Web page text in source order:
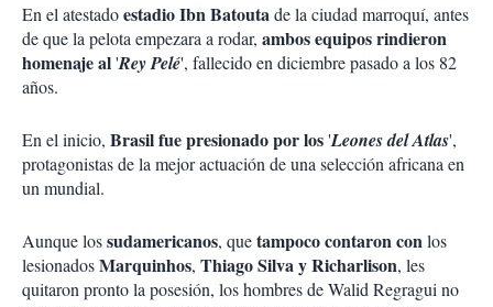
En el atestadoestadio Ibn Batoutade la ciudad marroquí, antes
de que la pelota empezara a rodar, ambos equipos rindieron
homenaje al'Rey Pelé', fallecido en diciembre pasado a los 82
años.
En el inicio, Brasil fue presionado por los'Leones del Atlas',
protagonistas de la mejor actuación de una selección africana en
un mundial.
Aunque lossudamericanos, quetampoco contaron conlos
lesionadosMarquinhos, Thiago Silva y Richarlison, les
quitaron pronto la posesión, los hombres de Walid Regragui no